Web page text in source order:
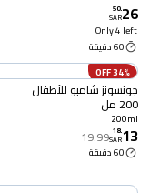
26
.
50
SAR
Only 4 left
60 دقيقة
34% OFF
جونسونز شامبو للأطفال
200 مل
200ml
13
.
18
SAR
19.99
60 دقيقة